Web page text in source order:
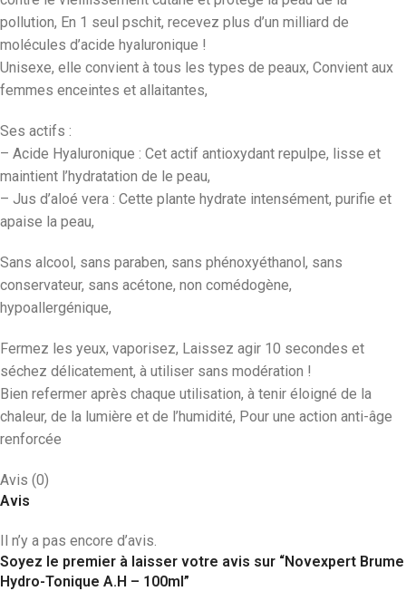
pollution, En 1 seul pschit, recevez plus d’un milliard de
molécules d’acide hyaluronique !
Unisexe, elle convient à tous les types de peaux, Convient aux
femmes enceintes et allaitantes,
Ses actifs :
– Acide Hyaluronique : Cet actif antioxydant repulpe, lisse et
maintient l’hydratation de le peau,
– Jus d’aloé vera : Cette plante hydrate intensément, purifie et
apaise la peau,
Sans alcool, sans paraben, sans phénoxyéthanol, sans
conservateur, sans acétone, non comédogène,
hypoallergénique,
Fermez les yeux, vaporisez, Laissez agir 10 secondes et
séchez délicatement, à utiliser sans modération !
Bien refermer après chaque utilisation, à tenir éloigné de la
chaleur, de la lumière et de l’humidité, Pour une action anti-âge
renforcée
Avis (0)
Avis
Il n’y a pas encore d’avis.
Soyez le premier à laisser votre avis sur “Novexpert Brume
Hydro-Tonique A.H – 100ml”